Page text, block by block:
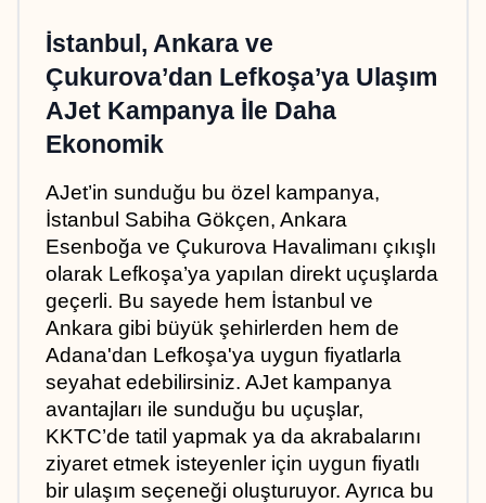
İstanbul, Ankara ve
Çukurova’dan Lefkoşa’ya Ulaşım
AJet Kampanya İle Daha
Ekonomik
AJet’in sunduğu bu özel kampanya,
İstanbul Sabiha Gökçen, Ankara
Esenboğa ve Çukurova Havalimanı çıkışlı
olarak Lefkoşa’ya yapılan direkt uçuşlarda
geçerli. Bu sayede hem İstanbul ve
Ankara gibi büyük şehirlerden hem de
Adana'dan Lefkoşa'ya uygun fiyatlarla
seyahat edebilirsiniz. AJet kampanya
avantajları ile sunduğu bu uçuşlar,
KKTC’de tatil yapmak ya da akrabalarını
ziyaret etmek isteyenler için uygun fiyatlı
bir ulaşım seçeneği oluşturuyor. Ayrıca bu